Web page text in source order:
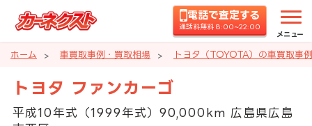
電話で査定する
通話料無料 8:00~22:00
メニュー
ホーム 車買取事例・買取相場 トヨタ（TOYOTA）の車買取事
トヨタ ファンカーゴ
平成10年式（1999年式）90,000km 広島県広島